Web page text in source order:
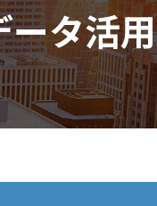
タ活用